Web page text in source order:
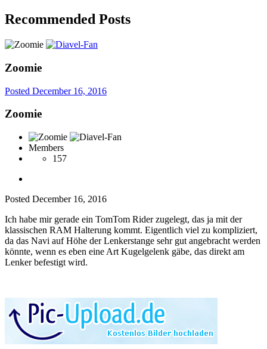
Recommended Posts
Zoomie
Posted December 16, 2016
Zoomie
Members
157
Posted December 16, 2016
Ich habe mir gerade ein TomTom Rider zugelegt, das ja mit der
klassischen RAM Halterung kommt. Eigentlich viel zu kompliziert,
da das Navi auf Höhe der Lenkerstange sehr gut angebracht werden
könnte, wenn es eben eine Art Kugelgelenk gäbe, das direkt am
Lenker befestigt wird.